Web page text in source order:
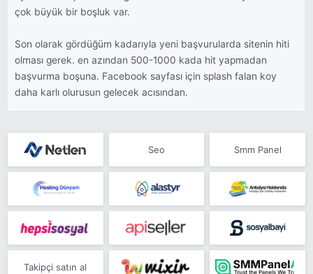
çok büyük bir boşluk var.
Son olarak gördüğüm kadarıyla yeni başvurularda sitenin hiti
olması gerek. en azından 500-1000 kada hit yapmadan
başvurma boşuna. Facebook sayfası için splash falan koy
daha karlı olurusun gelecek acısından.
Seo Smm Panel
Takipçi satın al